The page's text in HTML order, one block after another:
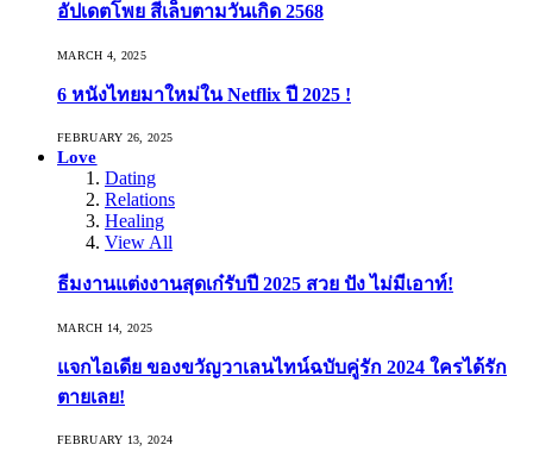
อัปเดตโพย สีเล็บตามวันเกิด 2568
MARCH 4, 2025
6 หนังไทยมาใหม่ใน Netflix ปี 2025 !
FEBRUARY 26, 2025
Love
Dating
Relations
Healing
View All
ธีมงานแต่งงานสุดเก๋รับปี 2025 สวย ปัง ไม่มีเอาท์!
MARCH 14, 2025
แจกไอเดีย ของขวัญวาเลนไทน์ฉบับคู่รัก 2024 ใครได้รัก
ตายเลย!
FEBRUARY 13, 2024